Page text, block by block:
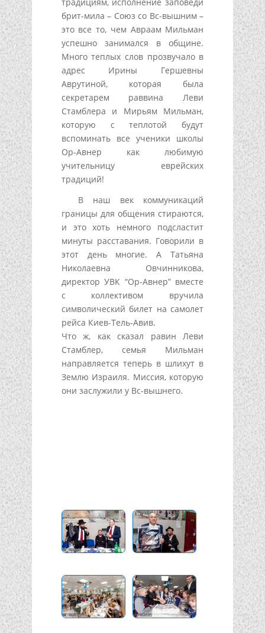
брит-мила – Союз со Вс-вышним –
это все то, чем Авраам Мильман
успешно занимался в общине.
Много теплых слов прозвучало в
адрес Ирины Гершевны
Аврутиной, которая была
секретарем раввина Леви
Стамблера и Мирьям Мильман,
которую с теплотой будут
вспоминать все ученики школы
Ор-Авнер как любимую
учительницу еврейских
традиций!
В наш век коммуникаций
границы для общения стираются,
и это хоть немного подсластит
минуты расставания. Говорили в
этот день многие. А Татьяна
Николаевна Овчинникова,
директор УВК “Ор-Авнер” вместе
с коллективом вручила
символический билет на самолет
рейса Киев-Тель-Авив.
Что ж, как сказал равин Леви
Стамблер, семья Мильман
направляется теперь в шлихут в
Землю Израиля. Миссия, которую
они заслужили у Вс-вышнего.